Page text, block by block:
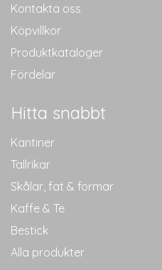
Kontakta oss
Köpvillkor
Produktkataloger
Fördelar
Hitta snabbt
Kantiner
Tallrikar
Skålar, fat & formar
Kaffe & Te
Bestick
Alla produkter